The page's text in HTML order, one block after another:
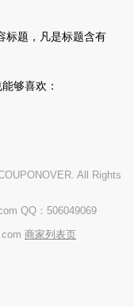
标题，凡是标题含有
够喜欢：
All Rights
QQ：506049069
商家列表页